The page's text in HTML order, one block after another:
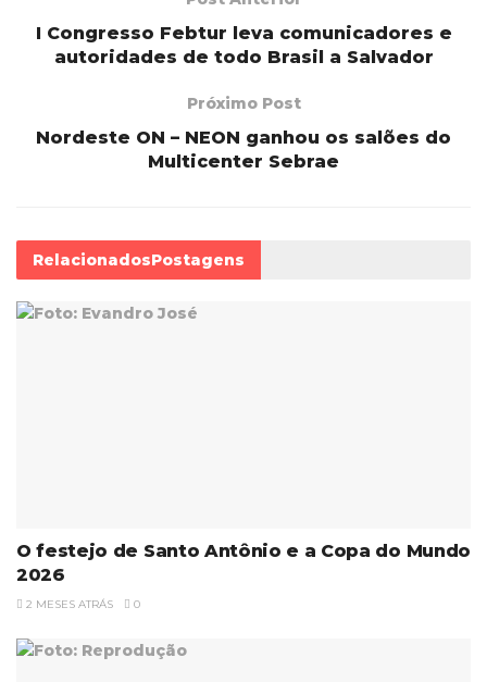
I Congresso Febtur leva comunicadores e
autoridades de todo Brasil a Salvador
Próximo Post
Nordeste ON – NEON ganhou os salões do
Multicenter Sebrae
RelacionadosPostagens
O festejo de Santo Antônio e a Copa do Mundo
2026
2 MESES ATRÁS 0